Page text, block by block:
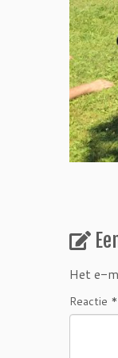
Het e-
Reactie *